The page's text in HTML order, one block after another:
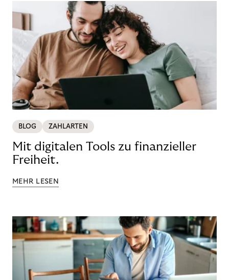
BLOG ZAHLARTEN
Mit digitalen Tools zu finanzieller
Freiheit.
MEHR LESEN